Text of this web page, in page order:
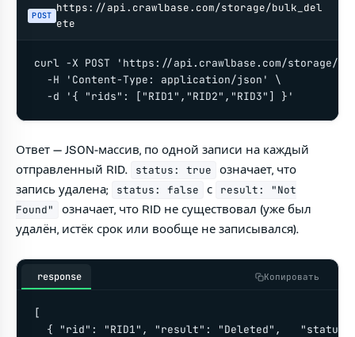
POST
https://api.crawlbase.com/storage/bulk_del
ete
curl -X POST 'https://api.crawlbase.com/storage/
  -H 'Content-Type: application/json' \
  -d '{ "rids": ["RID1","RID2","RID3"] }'
Ответ — JSON-массив, по одной записи на каждый
отправленный RID.
status: true
означает, что
запись удалена;
status: false с
result: "Not
Found"
означает, что RID не существовал (уже был
удалён, истёк срок или вообще не записывался).
response Копировать
[
{ "rid": "RID1", "result": "Deleted",